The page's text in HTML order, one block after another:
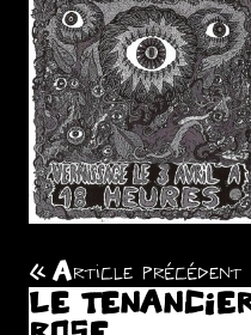
Navigation
de
Article précédent
LE